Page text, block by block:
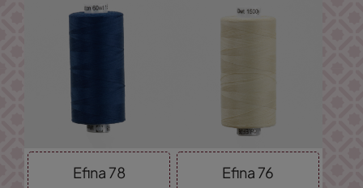
Efina 78
Efina 76